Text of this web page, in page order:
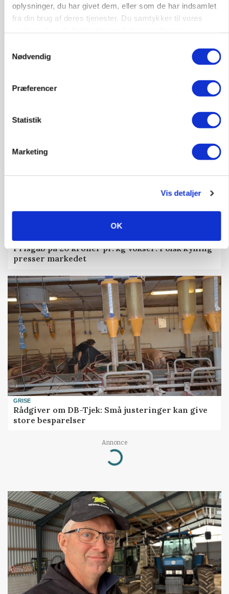
oplysninger, du har givet dem, eller som de har indsamlet
fra din brug af deres tjenester. Du samtykker til vores
Nødvendig
Præferencer
Statistik
Marketing
Vis detaljer
OK
MARKED
Prisgab på 20 kroner pr. kg vokser: Polsk kylling
presser markedet
GRISE
Rådgiver om DB-Tjek: Små justeringer kan give
store besparelser
Annonce
Loading...